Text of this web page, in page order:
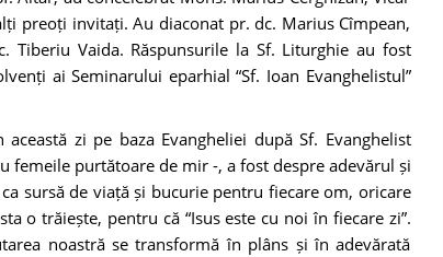
preoți invitați. Au diaconat pr. dc. Marius Cîmpean,
Tiberiu Vaida. Răspunsurile la Sf. Liturghie au fost
ai Seminarului eparhial “Sf. Ioan Evanghelistul”
zi pe baza Evangheliei după Sf. Evanghelist
femeile purtătoare de mir -, a fost despre adevărul și
sursă de viață și bucurie pentru fiecare om, oricare
o trăiește, pentru că “Isus este cu noi în fiecare zi”.
noastră se transformă în plâns și în adevărată